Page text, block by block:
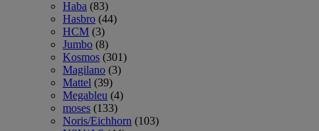
Haba (83)
Hasbro (44)
HCM (3)
Jumbo (8)
Kosmos (301)
Magilano (3)
Mattel (39)
Megableu (4)
moses (133)
Noris/Eichhorn (103)